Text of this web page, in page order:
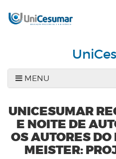
MENU
UNICESUMAR
E NOITE DE
OS AUTORES
MEISTER: